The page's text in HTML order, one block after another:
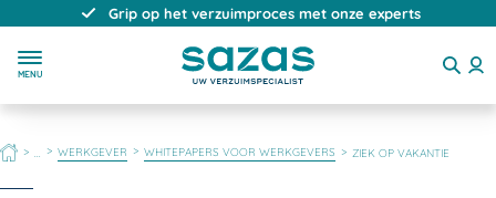
Grip op het verzuimproces met onze experts
MENU
HOME WERKGEVER WHITEPAPERS VOOR WERKGEVERS ZIEK OP VAKANTIE